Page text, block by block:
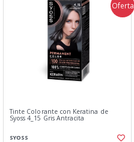
Oferta
Tinte Colorante con Keratina de
Syoss 4_15 Gris Antracita
SYOSS